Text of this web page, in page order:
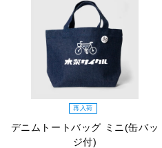
再入荷
デニムトートバッグ ミニ(缶バッ
ジ付)